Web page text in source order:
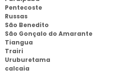
Pentecoste
Russas
São Benedito
São Gonçalo do Amarante
Tiangua
Trairi
Uruburetama
calcaia